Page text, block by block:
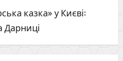
казка» у Києві:
Дарниці